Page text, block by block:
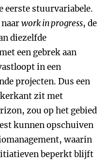
eerste stuurvariabele.
work in progress, de
diezelfde
een gebrek aan
in een
projecten. Dus een
zit met
zou op het gebied
kunnen opschuiven
waarin
beperkt blijft